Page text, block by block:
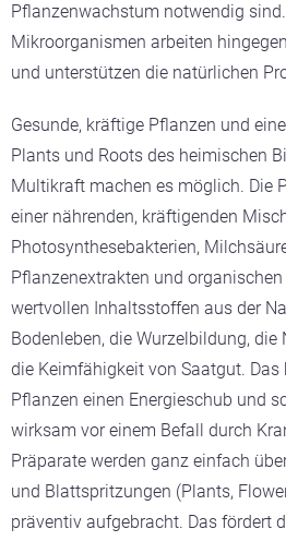
Pflanzenwachstum notwendig
Mikroorganismen arbeiten
und unterstützen die natürlichen
Gesunde, kräftige Pflanzen und
Plants und Roots des heimischen
Multikraft machen es möglich. Die
einer nährenden, kräftigenden
Photosynthesebakterien,
Pflanzenextrakten und
wertvollen Inhaltsstoffen aus der
Bodenleben, die Wurzelbildung,
die Keimfähigkeit von Saatgut.
Pflanzen einen Energieschub und
wirksam vor einem Befall durch
Präparate werden ganz einfach
und Blattspritzungen (Plants,
präventiv aufgebracht. Das fördert